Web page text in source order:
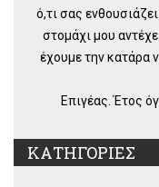
ό,τι σας
στομάχι μου
έχουμε την κατάρα
Επιγέας. Έτος
ΚΑΤΗΓΟΡΙΕΣ